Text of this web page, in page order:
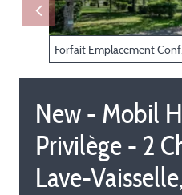
New - Mobil
Privilège - 2
Lave-